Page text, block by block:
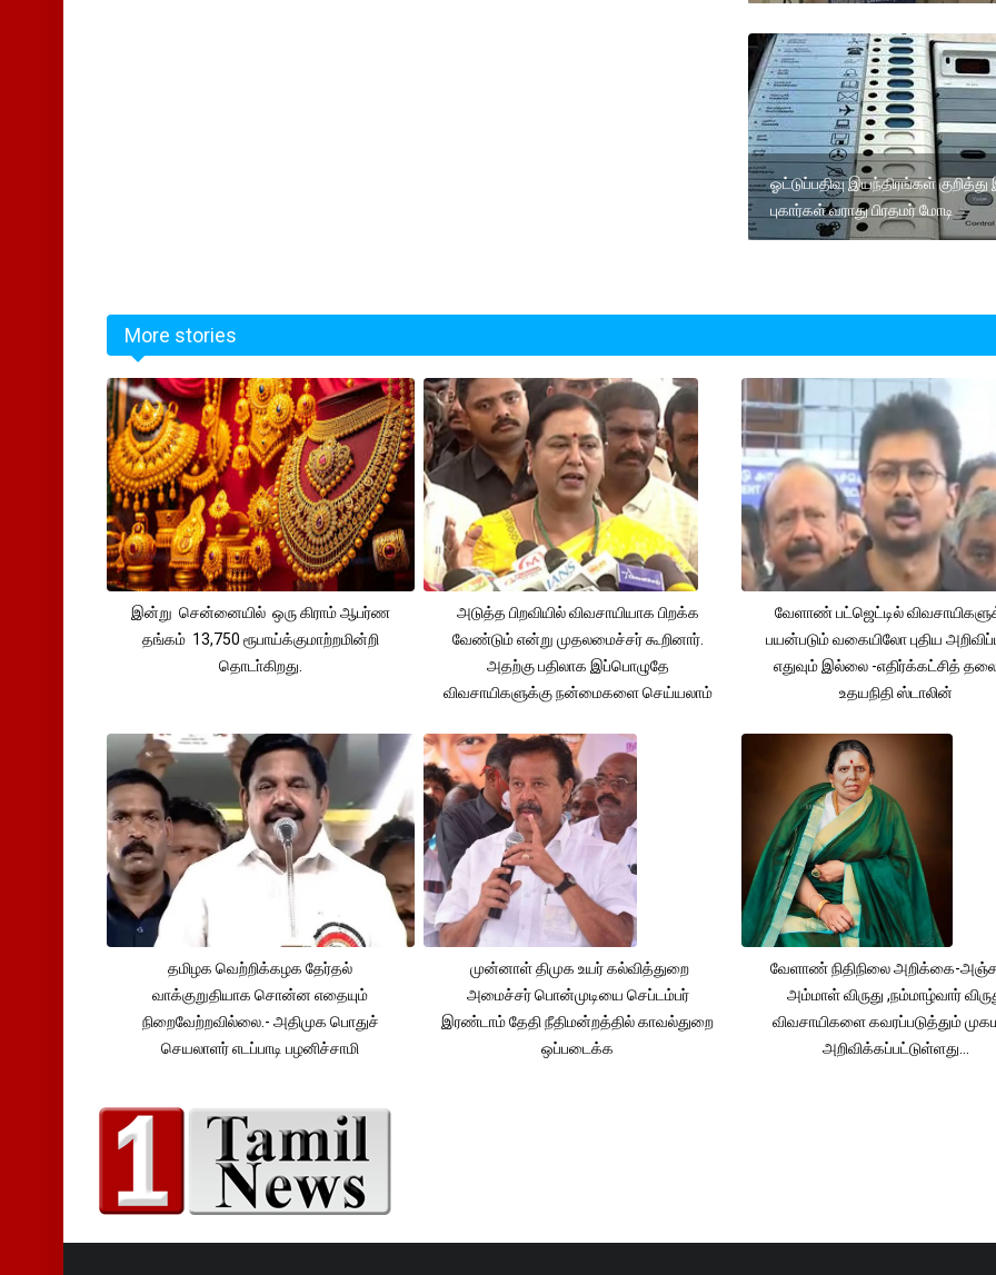
ஓட்டுப்பதிவு இயந்திரங்கள் குறித்து
புகார்கள் வராது பிரதமர் மோடி
More stories
இன்று சென்னையில் ஒரு கிராம் ஆபர்ண
தங்கம் 13,750 ரூபாய்க்குமாற்றமின்றி
தொடா்கிறது.
அடுத்த பிறவியில் விவசாயியாக பிறக்க
வேண்டும் என்று முதலமைச்சர் கூறினார்.
அதற்கு பதிலாக இப்பொழுதே
விவசாயிகளுக்கு நன்மைகளை செய்யலாம்
வேளாண் பட்ஜெட்டில்
பயன்படும் வகையிலோ புதிய
எதுவும் இல்லை -எதிர்க்கட்சித்
உதயநிதி ஸ்டாலின்
தமிழக வெற்றிக்கழக தேர்தல்
வாக்குறுதியாக சொன்ன எதையும்
நிறைவேற்றவில்லை.- அதிமுக பொதுச்
செயலாளர் எடப்பாடி பழனிச்சாமி
முன்னாள் திமுக உயர் கல்வித்துறை
அமைச்சர் பொன்முடியை செப்டம்பர்
இரண்டாம் தேதி நீதிமன்றத்தில் காவல்துறை
ஒப்படைக்க
வேளாண் நிதிநிலை அறிக்கை-
அம்மாள் விருது ,நம்மாழ்வார்
விவசாயிகளை கவரப்படுத்தும்
அறிவிக்கப்பட்டுள்ளது...